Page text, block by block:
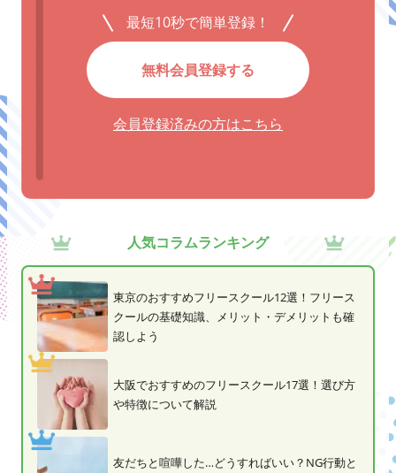
最短10秒で簡単登録！
無料会員登録する
会員登録済みの方はこちら
人気コラムランキング
東京のおすすめフリースクール12選！フリース
クールの基礎知識、メリット・デメリットも確
認しよう
大阪でおすすめのフリースクール17選！選び方
や特徴について解説
友だちと喧嘩した…どうすればいい？NG行動と